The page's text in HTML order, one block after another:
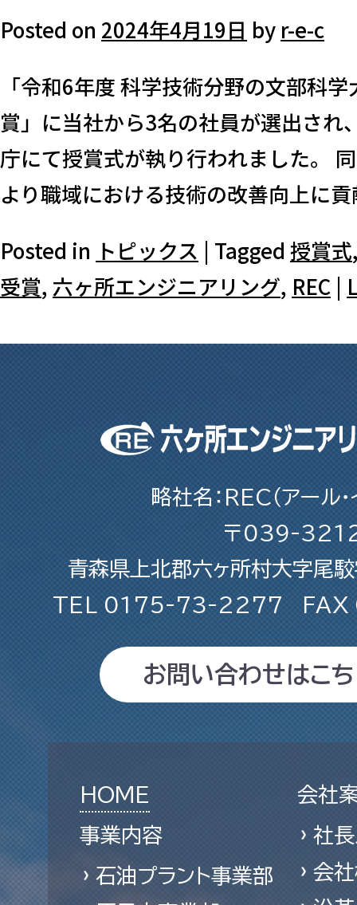
Posted on 2024年4月19日 by r-e-c
「令和6年度 科学技術分野の文部科
賞」に当社から3名の社員が選出され
庁にて授賞式が執り行われました。
より職域における技術の改善向上に
Posted in トピックス | Tagged 授賞式
受賞, 六ヶ所エンジニアリング, REC |
略社名：REC（アール・
〒039-
青森県上北郡六ヶ所村大字
TEL 0175-73-2277 FAX
お問い合わせはこ
HOME
事業内容
石油プラント事業部
会社
社長
会